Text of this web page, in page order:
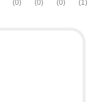
(1)
(0)
(0)
(0)